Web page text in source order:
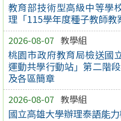
教育部技術型高級中等學
理「115學年度種子教師教
2026-08-07 教學組
桃園市政府教育局檢送國
運動共學行動站」第二階
及各區簡章
2026-08-07 教學組
國立高雄大學辦理泰語能